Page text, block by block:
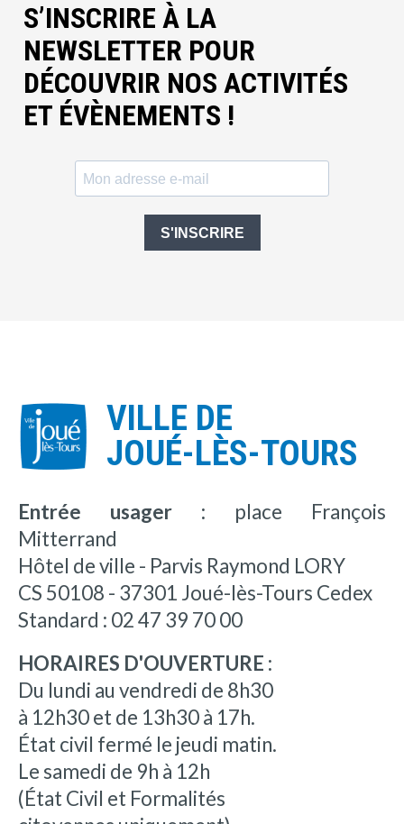
S’INSCRIRE À LA
NEWSLETTER POUR
DÉCOUVRIR NOS ACTIVITÉS
ET ÉVÈNEMENTS !
S'INSCRIRE
VILLE DE
JOUÉ-LÈS-TOURS
Entrée usager : place François
Mitterrand
Hôtel de ville - Parvis Raymond LORY
CS 50108 - 37301 Joué-lès-Tours Cedex
Standard : 02 47 39 70 00
HORAIRES D'OUVERTURE :
Du lundi au vendredi de 8h30
à 12h30 et de 13h30 à 17h.
État civil fermé le jeudi matin.
Le samedi de 9h à 12h
(État Civil et Formalités